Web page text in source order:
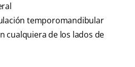
temporomandibular
cualquiera de los lados de